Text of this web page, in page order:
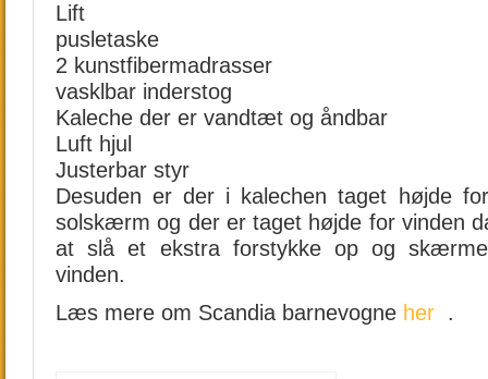
Lift
pusletaske
2 kunstfibermadrasser
vasklbar inderstog
Kaleche der er vandtæt og åndbar
Luft hjul
Justerbar styr
Desuden er der i kalechen taget højde
solskærm og der er taget højde for vinden
at slå et ekstra forstykke op og
vinden.
Læs mere om Scandia barnevogne her .